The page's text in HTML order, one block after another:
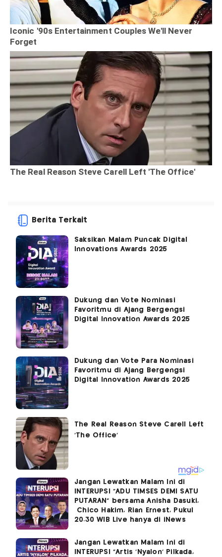
Berita Terkait
Saksikan Malam Puncak Digital
Innovations Awards 2025
Dukung dan Vote Nominasi
Favoritmu di Ajang Bergengsi
Digital Innovation Awards 2025
Dukung dan Vote Para Nominasi
Favoritmu di Ajang Bergengsi
Digital Innovation Awards 2025
Jangan Lewatkan Malam Ini di
INTERUPSI “ADU TIMSES DEMI SATU
PUTARAN” bersama Anisha Dasuki,
Chico Hakim, Rian Ernest, Pukul
20.30 WIB Live hanya di iNews
Jangan Lewatkan Malam Ini di
INTERUPSI “Artis ‘Nyalon’ Pilkada,